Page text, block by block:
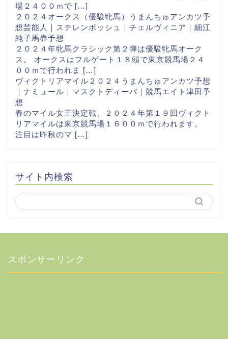
場２４００ｍで […]
２０２４オークス（優駿牝馬）うまんちゅアンカツ予
想芸能人｜ステレンボッシュ｜チェルヴィニア｜細江
純子馬券予想
２０２４年牝馬クラシック第２弾は優駿牝馬オーク
ス。 オークスはフルゲート１８頭で東京競馬場２４
００ｍで行われま […]
ヴィクトリアマイル２０２４うまんちゅアンカツ予想
｜ナミュール｜マスクトディーバ｜競馬エイト津田予
想
春のマイル女王決定戦、２０２４年第１９回ヴィクト
リアマイルは東京競馬場１６００ｍで行われます。
注目は昨秋のマ […]
サイト内検索
スポンサーリンク